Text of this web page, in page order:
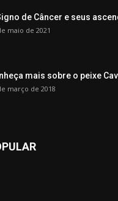
de Câncer e seus
maio de 2021
mais sobre o peixe
março de 2018